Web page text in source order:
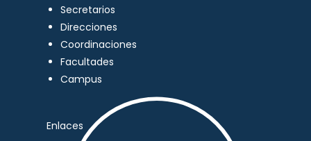
Secretarios
Direcciones
Coordinaciones
Facultades
Campus
Enlaces